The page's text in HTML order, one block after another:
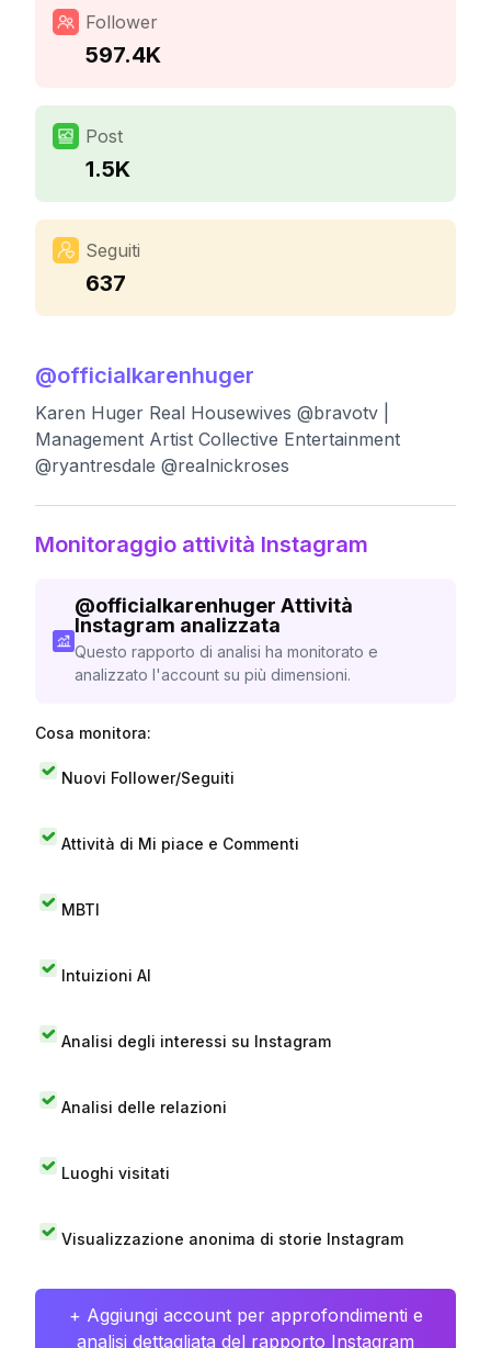
Follower
597.4K
Post
1.5K
Seguiti
637
@officialkarenhuger
Karen Huger Real Housewives @bravotv |
Management Artist Collective Entertainment
@ryantresdale @realnickroses
Monitoraggio attività Instagram
@officialkarenhuger Attività
Instagram analizzata
Questo rapporto di analisi ha monitorato e
analizzato l'account su più dimensioni.
Cosa monitora:
Nuovi Follower/Seguiti
Attività di Mi piace e Commenti
MBTI
Intuizioni AI
Analisi degli interessi su Instagram
Analisi delle relazioni
Luoghi visitati
Visualizzazione anonima di storie Instagram
+ Aggiungi account per approfondimenti e
analisi dettagliata del rapporto Instagram